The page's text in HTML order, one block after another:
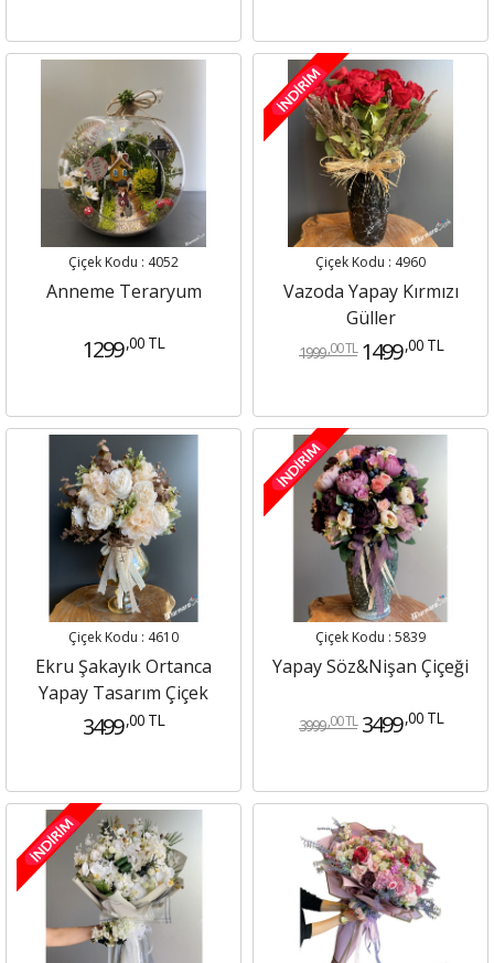
Çiçek Kodu : 4052
Anneme Teraryum
1299 ,00 TL
Çiçek Kodu : 4960
Vazoda Yapay Kırmızı
Güller
1999 ,00 TL 1499 ,00 TL
Çiçek Kodu : 4610
Ekru Şakayık Ortanca
Yapay Tasarım Çiçek
3499 ,00 TL
Çiçek Kodu : 5839
Yapay Söz&Nişan Çiçeği
3999 ,00 TL 3499 ,00 TL